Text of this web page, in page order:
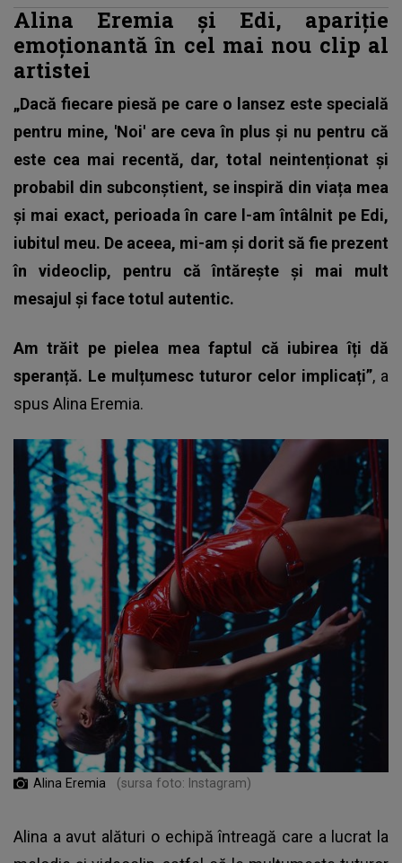
Alina Eremia și Edi, apariție
emoționantă în cel mai nou clip al
artistei
„Dacă fiecare piesă pe care o lansez este specială
pentru mine, 'Noi' are ceva în plus și nu pentru că
este cea mai recentă, dar, total neintenționat și
probabil din subconștient, se inspiră din viața mea
și mai exact, perioada în care l-am întâlnit pe Edi,
iubitul meu. De aceea, mi-am și dorit să fie prezent
în videoclip, pentru că întărește și mai mult
mesajul și face totul autentic.
Am trăit pe pielea mea faptul că iubirea îți dă
speranță. Le mulțumesc tuturor celor implicați”, a
spus Alina Eremia.
Alina Eremia (sursa foto: Instagram)
Alina a avut alături o echipă întreagă care a lucrat la